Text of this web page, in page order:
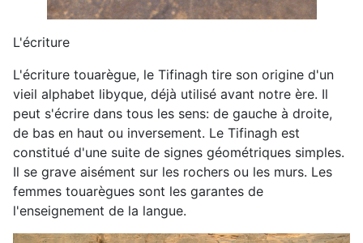
L'écriture
L'écriture touarègue, le Tifinagh tire son origine d'un
vieil alphabet libyque, déjà utilisé avant notre ère. Il
peut s'écrire dans tous les sens: de gauche à droite,
de bas en haut ou inversement. Le Tifinagh est
constitué d'une suite de signes géométriques simples.
Il se grave aisément sur les rochers ou les murs. Les
femmes touarègues sont les garantes de
l'enseignement de la langue.